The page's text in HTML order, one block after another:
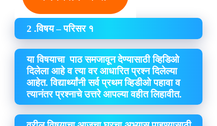
2 .विषय – परिसर १
या विषयाचा पाठ समजावून देण्यासाठी व्हिडिओ
दिलेला आहे व त्या वर आधारित प्रश्न दिलेल्या
आहेत. विद्यार्थ्यांनी सर्व प्रथम व्हिडीओ पहावा व
त्यानंतर प्रश्नाचे उत्तरे आपल्या वहीत लिहावीत.